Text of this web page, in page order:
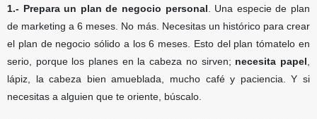
1.- Prepara un plan de negocio personal . Una especie de plan
de marketing a 6 meses. No más. Necesitas un histórico para crear
el plan de negocio sólido a los 6 meses. Esto del plan tómatelo en
serio, porque los planes en la cabeza no sirven; necesita papel
lápiz, la cabeza bien amueblada, mucho café y paciencia. Y si
necesitas a alguien que te oriente, búscalo.